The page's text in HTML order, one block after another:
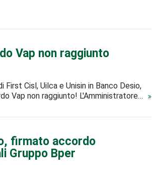
Vap non raggiunto
Cisl, Uilca e Unisin in Banco Desio,
Vap non raggiunto! L'Amministratore…
firmato accordo
Gruppo Bper